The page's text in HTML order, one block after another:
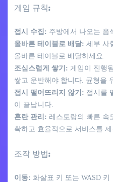
게임 규칙:
접시 수집: 주방에서 나오는 음
올바른 테이블로 배달: 세부 사
올바른 테이블로 배달하세요.
조심스럽게 쌓기: 게임이 진행
쌓고 운반해야 합니다. 균형을
접시 떨어뜨리지 않기: 접시를
이 끝납니다.
혼란 관리: 레스토랑의 빠른 속
확하고 효율적으로 서비스를 제
조작 방법:
이동: 화살표 키 또는 WASD 키